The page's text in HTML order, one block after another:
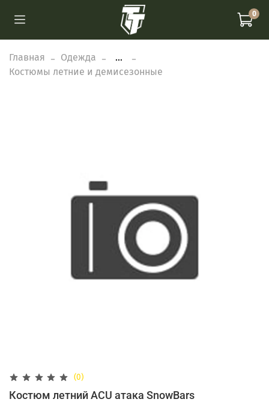
0
Главная Одежда
...
Костюмы летние и демисезонные
(0)
Костюм летний ACU атака SnowBars